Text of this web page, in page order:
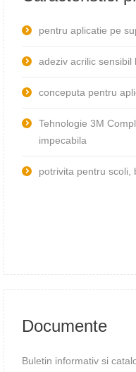
pentru aplicatie pe
adeziv acrilic sensibil
conceputa pentru
Tehnologie 3M
impecabila
potrivita pentru scoli,
Documente
Buletin informativ si